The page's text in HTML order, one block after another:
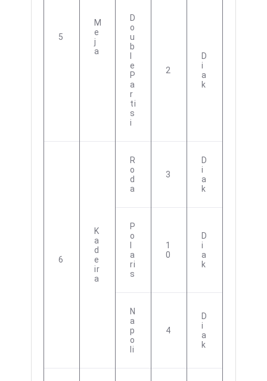
5
M
E
J
A
D
O
U
B
E
P
A
R
Ti
S
I
2
D
I
A
K
6
K
A
D
E
Ir
A
R
O
D
A
3
D
I
A
K
P
O
A
Ri
S
1
0
D
I
A
K
N
A
P
O
Li
4
D
I
A
K